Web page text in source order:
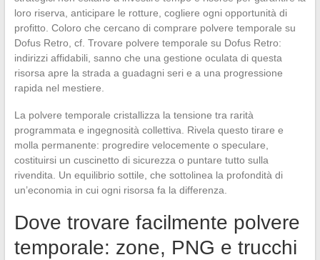
loro riserva, anticipare le rotture, cogliere ogni opportunità di
profitto. Coloro che cercano di comprare polvere temporale su
Dofus Retro, cf. Trovare polvere temporale su Dofus Retro:
indirizzi affidabili, sanno che una gestione oculata di questa
risorsa apre la strada a guadagni seri e a una progressione
rapida nel mestiere.
La polvere temporale cristallizza la tensione tra rarità
programmata e ingegnosità collettiva. Rivela questo tirare e
molla permanente: progredire velocemente o speculare,
costituirsi un cuscinetto di sicurezza o puntare tutto sulla
rivendita. Un equilibrio sottile, che sottolinea la profondità di
un’economia in cui ogni risorsa fa la differenza.
Dove trovare facilmente polvere
temporale: zone, PNG e trucchi